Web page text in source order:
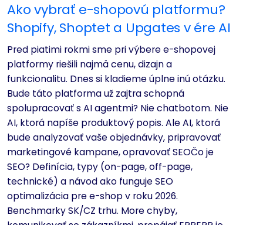
Ako vybrať e-shopovú platformu?
Shopify, Shoptet a Upgates v ére AI
Pred piatimi rokmi sme pri výbere e-shopovej
platformy riešili najmä cenu, dizajn a
funkcionalitu. Dnes si kladieme úplne inú otázku.
Bude táto platforma už zajtra schopná
spolupracovať s AI agentmi? Nie chatbotom. Nie
AI, ktorá napíše produktový popis. Ale AI, ktorá
bude analyzovať vaše objednávky, pripravovať
marketingové kampane, opravovať SEOČo je
SEO? Definícia, typy (on-page, off-page,
technické) a návod ako funguje SEO
optimalizácia pre e-shop v roku 2026.
Benchmarky SK/CZ trhu. More chyby,